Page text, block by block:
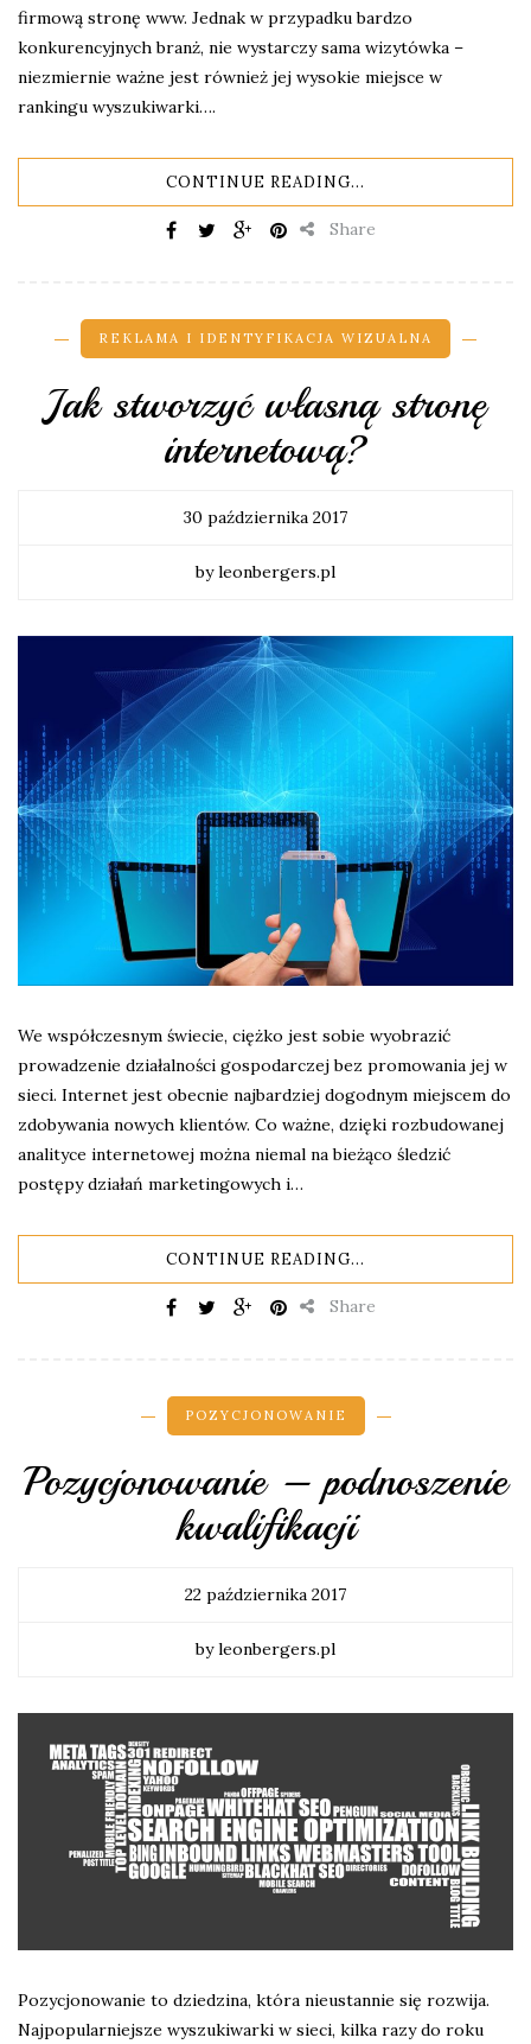
firmową stronę www. Jednak w przypadku bardzo
konkurencyjnych branż, nie wystarczy sama wizytówka –
niezmiernie ważne jest również jej wysokie miejsce w
rankingu wyszukiwarki….
CONTINUE READING...
Share
REKLAMA I IDENTYFIKACJA WIZUALNA
Jak stworzyć własną stronę
internetową?
30 października 2017
by leonbergers.pl
We współczesnym świecie, ciężko jest sobie wyobrazić
prowadzenie działalności gospodarczej bez promowania jej w
sieci. Internet jest obecnie najbardziej dogodnym miejscem do
zdobywania nowych klientów. Co ważne, dzięki rozbudowanej
analityce internetowej można niemal na bieżąco śledzić
postępy działań marketingowych i…
CONTINUE READING...
Share
POZYCJONOWANIE
Pozycjonowanie – podnoszenie
kwalifikacji
22 października 2017
by leonbergers.pl
Pozycjonowanie to dziedzina, która nieustannie się rozwija.
Najpopularniejsze wyszukiwarki w sieci, kilka razy do roku